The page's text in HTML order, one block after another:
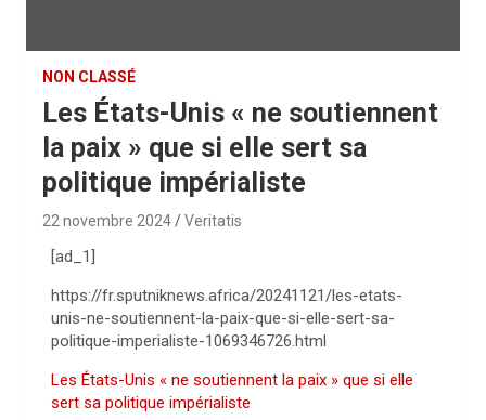
NON CLASSÉ
Les États-Unis « ne soutiennent
la paix » que si elle sert sa
politique impérialiste
22 novembre 2024 Veritatis
[ad_1]
https://fr.sputniknews.africa/20241121/les-etats-
unis-ne-soutiennent-la-paix-que-si-elle-sert-sa-
politique-imperialiste-1069346726.html
Les États-Unis « ne soutiennent la paix » que si elle
sert sa politique impérialiste